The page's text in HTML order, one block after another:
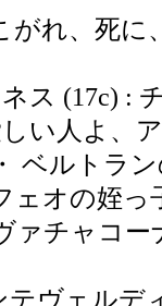
れ、死に
ス (17c) :
い人よ、
ベルトラ
オの姪っ
ァチャコー
テヴェルデ